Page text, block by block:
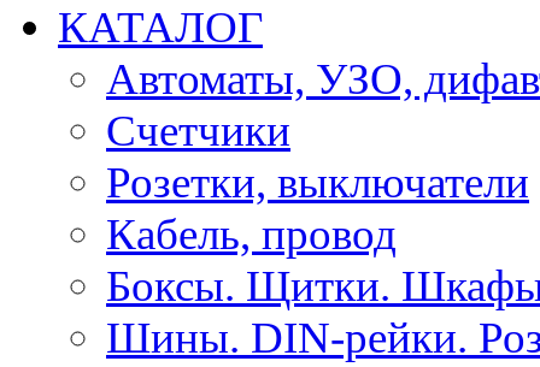
КАТАЛОГ
Автоматы, УЗО,
Счетчики
Розетки, выключатели
Кабель, провод
Боксы. Щитки.
Шины. DIN-рейки.